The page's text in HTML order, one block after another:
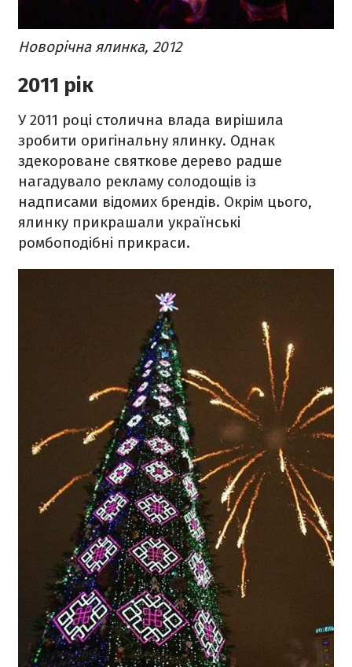
Новорічна ялинка, 2012
2011 рік
У 2011 році столична влада вирішила
зробити оригінальну ялинку. Однак
здекороване святкове дерево радше
нагадувало рекламу солодощів із
надписами відомих брендів. Окрім цього,
ялинку прикрашали українські
ромбоподібні прикраси.